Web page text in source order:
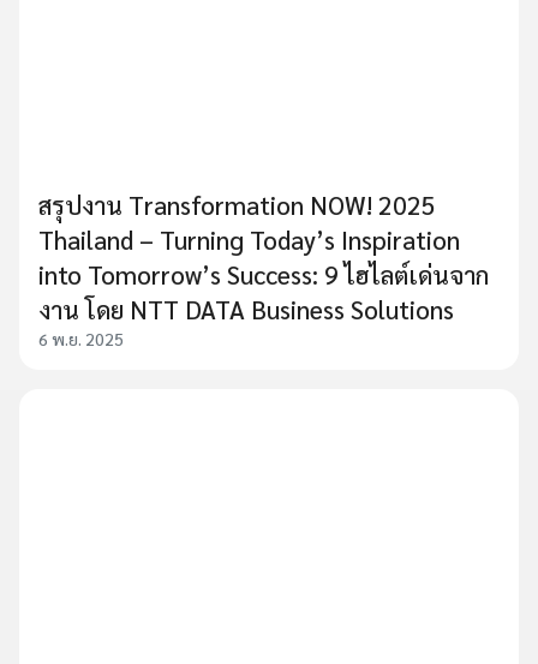
สรุปงาน Transformation NOW! 2025
Thailand – Turning Today’s Inspiration
into Tomorrow’s Success: 9 ไฮไลต์เด่นจาก
งาน โดย NTT DATA Business Solutions
6 พ.ย. 2025